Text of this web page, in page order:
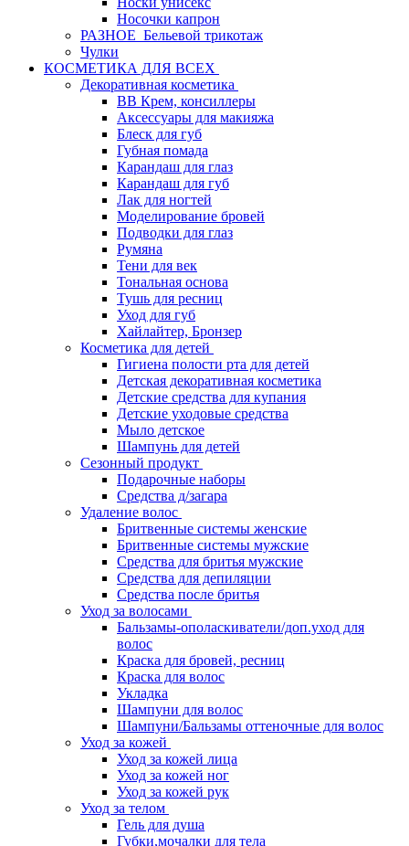
Носочки капрон
РАЗНОЕ_Бельевой трикотаж
Чулки
КОСМЕТИКА ДЛЯ ВСЕХ
Декоративная косметика
BB Крем, консиллеры
Аксессуары для макияжа
Блеск для губ
Губная помада
Карандаш для глаз
Карандаш для губ
Лак для ногтей
Моделирование бровей
Подводки для глаз
Румяна
Тени для век
Тональная основа
Тушь для ресниц
Уход для губ
Хайлайтер, Бронзер
Косметика для детей
Гигиена полости рта для детей
Детская декоративная косметика
Детские средства для купания
Детские уходовые средства
Мыло детское
Шампунь для детей
Сезонный продукт
Подарочные наборы
Средства д/загара
Удаление волос
Бритвенные системы женские
Бритвенные системы мужские
Средства для бритья мужские
Средства для депиляции
Средства после бритья
Уход за волосами
Бальзамы-ополаскиватели/доп.уход для
волос
Краска для бровей, ресниц
Краска для волос
Укладка
Шампуни для волос
Шампуни/Бальзамы оттеночные для волос
Уход за кожей
Уход за кожей лица
Уход за кожей ног
Уход за кожей рук
Уход за телом
Гель для душа
Губки,мочалки для тела